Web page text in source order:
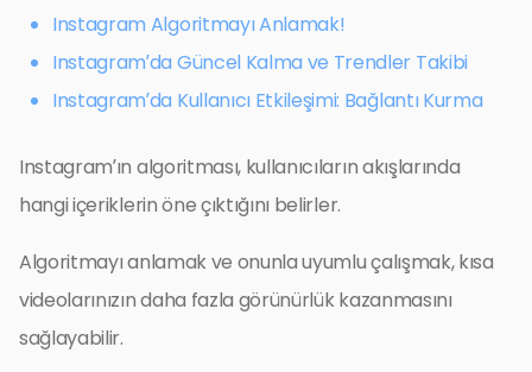
Instagram Algoritmayı Anlamak!
Instagram’da Güncel Kalma ve Trendler Takibi
Instagram’da Kullanıcı Etkileşimi: Bağlantı Kurma
Instagram’ın algoritması, kullanıcıların akışlarında
hangi içeriklerin öne çıktığını belirler.
Algoritmayı anlamak ve onunla uyumlu çalışmak, kısa
videolarınızın daha fazla görünürlük kazanmasını
sağlayabilir.